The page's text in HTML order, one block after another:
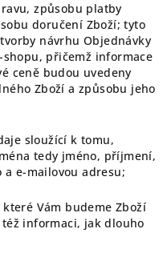
způsobu platby
doručení Zboží; tyto
návrhu Objednávky
přičemž informace
ceně budou uvedeny
Zboží a způsobu jeho
sloužící k tomu,
tedy jméno, příjmení,
e-mailovou adresu;
Vám budeme Zboží
informaci, jak dlouho